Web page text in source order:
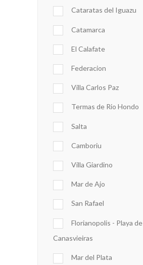
Cataratas del Iguazu
Catamarca
El Calafate
Federacion
Villa Carlos Paz
Termas de Rio Hondo
Salta
Camboriu
Villa Giardino
Mar de Ajo
San Rafael
Florianopolis - Playa de
Canasvieiras
Mar del Plata